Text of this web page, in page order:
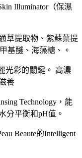
Illuminator（保濕
草提取物、紫蘇葉提
基醚、海藻糖、。
光彩的關鍵。 高濃
養
Technology，能
分平衡和pH值。
Beaute的Intelligent